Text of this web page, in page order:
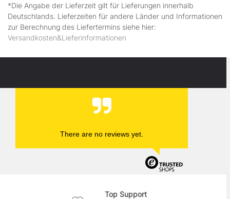
*Die Angabe der Lieferzeit gilt für Lieferungen innerhalb
Deutschlands. Lieferzeiten für andere Länder und Informationen
zur Berechnung des Liefertermins siehe hier:
Versandkosten&Lieferinformationen
There are no reviews yet.
Top Support